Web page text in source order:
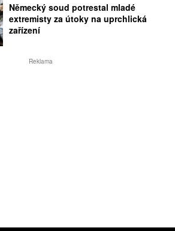
Německý soud potrestal mladé
extremisty za útoky na uprchlická
zařízení
Reklama